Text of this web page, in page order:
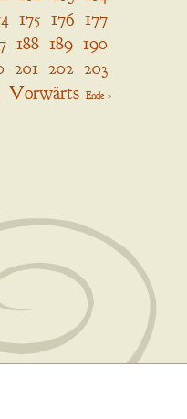
175 176 177
188 189 190
201 202 203
Vorwärts Ende »